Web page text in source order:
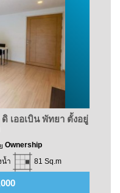
เออเบิน พัทยา ตั้งอยู่
Ownership
น้ำ 81 Sq.m